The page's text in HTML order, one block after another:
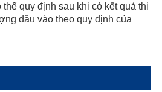
quy định sau khi có kết quả thi
đầu vào theo quy định của